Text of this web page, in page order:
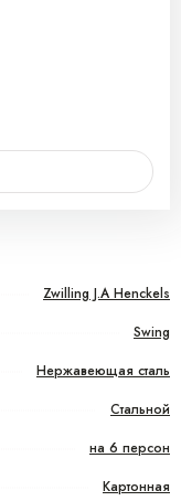
Zwilling J.A Henckels
Swing
Нержавеющая сталь
Стальной
на 6 персон
Картонная